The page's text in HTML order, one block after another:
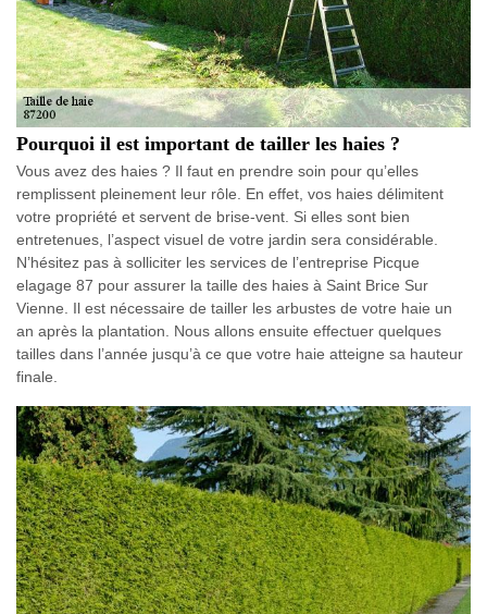
Pourquoi il est important de tailler les haies ?
Vous avez des haies ? Il faut en prendre soin pour qu’elles
remplissent pleinement leur rôle. En effet, vos haies délimitent
votre propriété et servent de brise-vent. Si elles sont bien
entretenues, l’aspect visuel de votre jardin sera considérable.
N’hésitez pas à solliciter les services de l’entreprise Picque
elagage 87 pour assurer la taille des haies à Saint Brice Sur
Vienne. Il est nécessaire de tailler les arbustes de votre haie un
an après la plantation. Nous allons ensuite effectuer quelques
tailles dans l’année jusqu’à ce que votre haie atteigne sa hauteur
finale.